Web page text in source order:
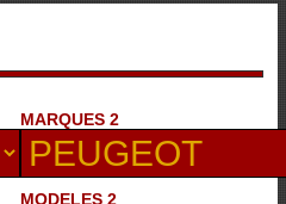
MARQUES 2
MODELES 2